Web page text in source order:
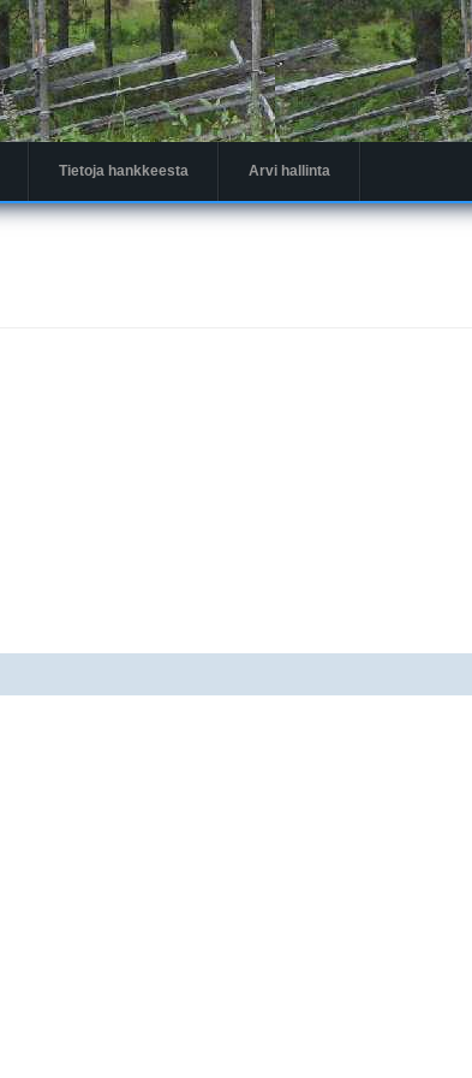
Tietoja hankkeesta Arvi hallinta